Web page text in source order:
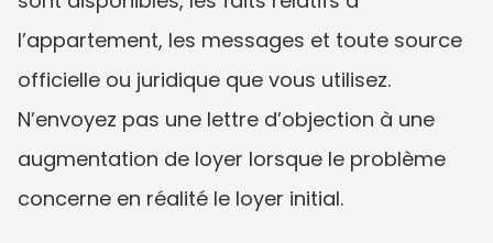
l’appartement, les messages et toute source
officielle ou juridique que vous utilisez.
N’envoyez pas une lettre d’objection à une
augmentation de loyer lorsque le problème
concerne en réalité le loyer initial.